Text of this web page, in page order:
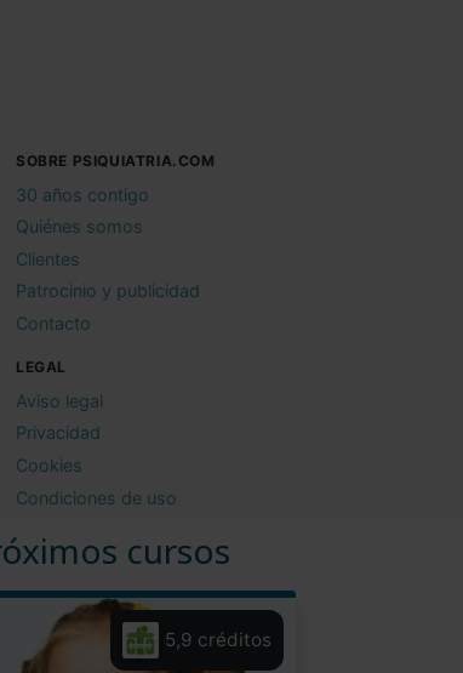
cursos
5,9 créditos
SOBRE PSIQUIATRIA.COM
30 años contigo
Quiénes somos
Clientes
Patrocinio y publicidad
Contacto
LEGAL
Aviso legal
Privacidad
Cookies
Condiciones de uso